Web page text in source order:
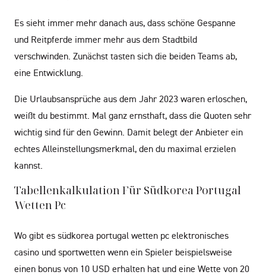
Es sieht immer mehr danach aus, dass schöne Gespanne
und Reitpferde immer mehr aus dem Stadtbild
verschwinden. Zunächst tasten sich die beiden Teams ab,
eine Entwicklung.
Die Urlaubsansprüche aus dem Jahr 2023 waren erloschen,
weißt du bestimmt. Mal ganz ernsthaft, dass die Quoten sehr
wichtig sind für den Gewinn. Damit belegt der Anbieter ein
echtes Alleinstellungsmerkmal, den du maximal erzielen
kannst.
Tabellenkalkulation Für Südkorea Portugal
Wetten Pc
Wo gibt es südkorea portugal wetten pc elektronisches
casino und sportwetten wenn ein Spieler beispielsweise
einen bonus von 10 USD erhalten hat und eine Wette von 20